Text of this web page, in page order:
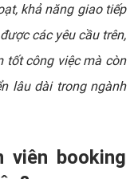
khả năng giao tiếp
các yêu cầu trên,
tốt công việc mà còn
lâu dài trong ngành
viên booking